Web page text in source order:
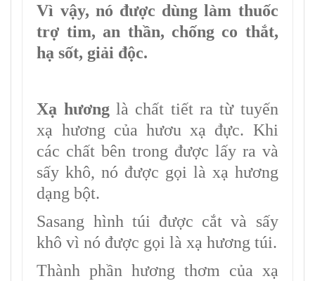
Vì vậy, nó được dùng làm thuốc
trợ tim, an thần, chống co thắt,
hạ sốt, giải độc.
Xạ hươnglà chất tiết ra từ tuyến
xạ hương của hươu xạ đực. Khi
các chất bên trong được lấy ra và
sấy khô, nó được gọi là xạ hương
dạng bột.
Sasang hình túi được cắt và sấy
khô vì nó được gọi là xạ hương túi.
Thành phần hương thơm của xạ